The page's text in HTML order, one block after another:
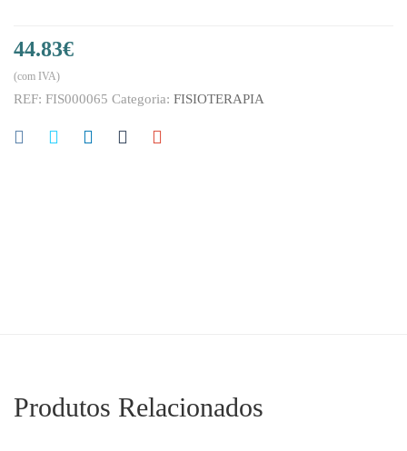
44.83€
(com IVA)
REF: FIS000065 Categoria: FISIOTERAPIA
Produtos Relacionados